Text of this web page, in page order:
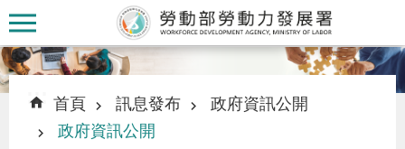
跳到主要內容區塊
:::
::: 首頁 訊息發布
政府資訊公開
政府資訊公開